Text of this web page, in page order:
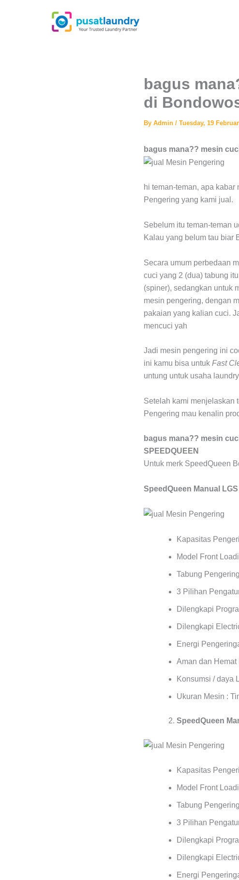
bagus
di
By Admin / Tuesday, 19
bagus mana?? mesin
hi teman-teman, apa
Pengering yang kami jual.
Sebelum itu teman-teman
Kalau yang belum tau biar
Secara umum perbedaan
cuci yang 2 (dua) tabung
(spiner), sedangkan untuk
mesin pengering, dengan
pakaian yang kalian cuci.
mencuci yah
Jadi mesin pengering ini
ini kamu bisa untuk Fast
untung untuk usaha
Setelah kami menjelaskan
Pengering mau kenalin
bagus mana?? mesin
SPEEDQUEEN
Untuk merk SpeedQueen
SpeedQueen Manual
Kapasitas
Model Front
Tabung
3 Pilihan
Dilengkapi
Dilengkapi
Energi
Aman dan
Konsumsi / daya
Ukuran Mesin :
SpeedQueen
Kapasitas
Model Front
Tabung
3 Pilihan
Dilengkapi
Dilengkapi
Energi